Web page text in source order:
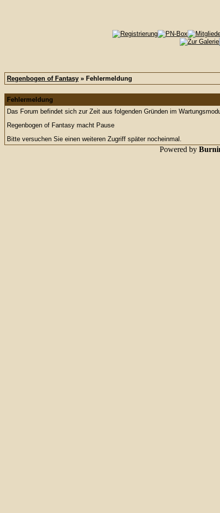
Regenbogen of Fantasy » Fehlermeldung
Fehlermeldung
Das Forum befindet sich zur Zeit aus folgenden Gründen im
Regenbogen of Fantasy macht Pause
Bitte versuchen Sie einen weiteren Zugriff später nocheinmal.
Powered by